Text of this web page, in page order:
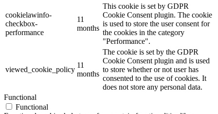
cookielawinfo-
checkbox-
performance
11
months
This cookie is set by GDPR
Cookie Consent plugin. The cookie
is used to store the user consent for
the cookies in the category
"Performance".
viewed_cookie_policy
11
months
The cookie is set by the GDPR
Cookie Consent plugin and is used
to store whether or not user has
consented to the use of cookies. It
does not store any personal data.
Functional
Functional